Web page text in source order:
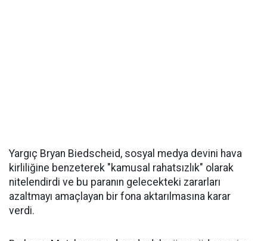
Yargıç Bryan Biedscheid, sosyal medya devini hava
kirliliğine benzeterek "kamusal rahatsızlık" olarak
nitelendirdi ve bu paranın gelecekteki zararları
azaltmayı amaçlayan bir fona aktarılmasına karar
verdi.